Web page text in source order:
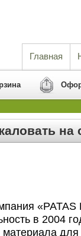
Главная
на
в 2004
материала